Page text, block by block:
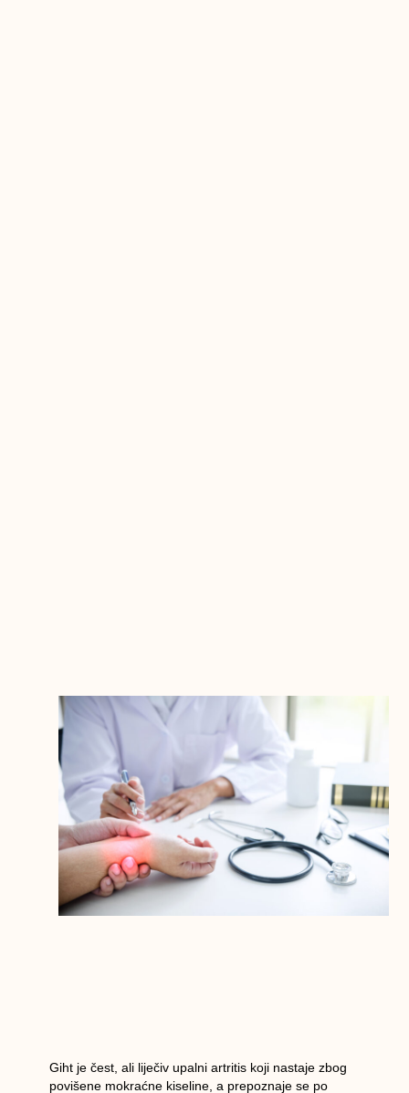
Gihtje čest, ali liječivupalni artritis koji nastaje zbog
povišene mokraćne kiseline, a prepoznaje se po